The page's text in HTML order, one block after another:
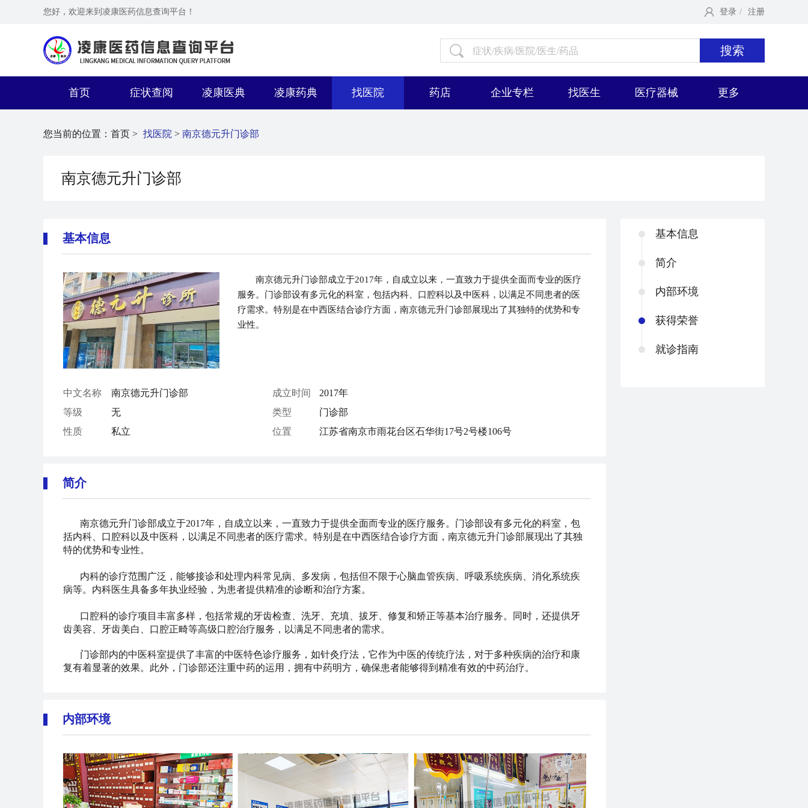
您好，欢迎来到凌康医药信息查询平台！ 登录 / 注册
搜索
首页 症状查阅 凌康医典 凌康药典 找医院 药店 企业专栏 找医生 医疗器械 更多
您当前的位置： 首页 > 找医院 > 南京德元升门诊部
南京德元升门诊部
基本信息
南京德元升门诊部成立于2017年，自成立以来，一直致力于提供全面而专业的医疗
服务。门诊部设有多元化的科室，包括内科、口腔科以及中医科，以满足不同患者的医
疗需求。特别是在中西医结合诊疗方面，南京德元升门诊部展现出了其独特的优势和专
业性。
中文名称 南京德元升门诊部 成立时间
2017年
等级
无 类型
门诊部
性质
私立 位置 江苏省南京市雨花台区石华街17号2号楼106号
简介
南京德元升门诊部成立于2017年，自成立以来，一直致力于提供全面而专业的医疗服务。门诊部设有多元化的科室，包
括内科、口腔科以及中医科，以满足不同患者的医疗需求。特别是在中西医结合诊疗方面，南京德元升门诊部展现出了其独
特的优势和专业性。
内科的诊疗范围广泛，能够接诊和处理内科常见病、多发病，包括但不限于心脑血管疾病、呼吸系统疾病、消化系统疾
病等。内科医生具备多年执业经验，为患者提供精准的诊断和治疗方案。
口腔科的诊疗项目丰富多样，包括常规的牙齿检查、洗牙、充填、拔牙、修复和矫正等基本治疗服务。同时，还提供牙
齿美容、牙齿美白、口腔正畸等高级口腔治疗服务，以满足不同患者的需求。
门诊部内的中医科室提供了丰富的中医特色诊疗服务，如针灸疗法，它作为中医的传统疗法，对于多种疾病的治疗和康
复有着显著的效果。此外，门诊部还注重中药的运用，拥有中药明方，确保患者能够得到精准有效的中药治疗。
内部环境
基本信息
简介
内部环境
获得荣誉
就诊指南